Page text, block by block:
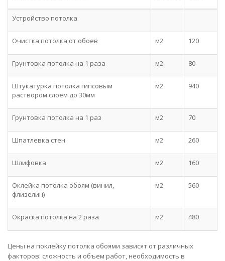
Устройство потолка
Очистка потолка от обоев м2 120
Грунтовка потолка на 1 раза м2 80
Штукатурка потолка гипсовым
раствором слоем до 30мм
м2 940
Грунтовка потолка на 1 раз м2 70
Шпатлевка стен м2 260
Шлифовка м2 160
Оклейка потолка обоям (винил,
флизелин)
м2 560
Окраска потолка на 2 раза м2 480
Цены на поклейку потолка обоями зависят от различных
факторов: сложность и объем работ, необходимость в